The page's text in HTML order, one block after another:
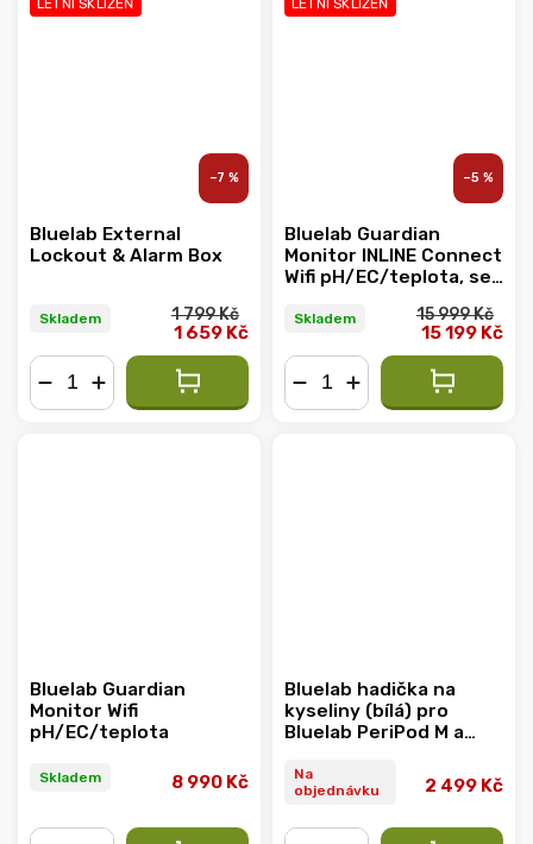
LETNÍ SKLIZEŇ
–7 %
Bluelab External
Lockout & Alarm Box
Skladem 1 799 Kč
1 659 Kč
LETNÍ SKLIZEŇ
–5 %
Bluelab Guardian
Monitor INLINE Connect
Wifi pH/EC/teplota, se
Skladem 15 999 Kč
15 199 Kč
Bluelab Guardian
Monitor Wifi
pH/EC/teplota
Skladem 8 990 Kč
Bluelab hadička na
kyseliny (bílá) pro
Bluelab PeriPod M a
Wi-Fi, 4 m
Na
objednávku
2 499 Kč